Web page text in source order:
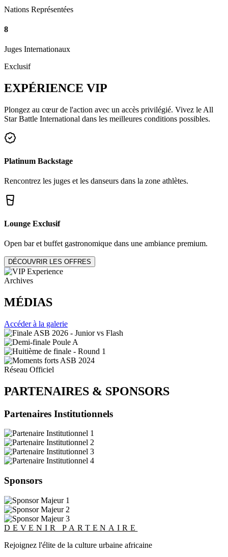
Nations Représentées
8
Juges Internationaux
Exclusif
EXPÉRIENCE VIP
Plongez au cœur de l'action avec un accès privilégié. Vivez le All
Star Battle International dans les meilleures conditions possibles.
Platinum Backstage
Rencontrez les juges et les danseurs dans la zone athlètes.
Lounge Exclusif
Open bar et buffet gastronomique dans une ambiance premium.
DÉCOUVRIR LES OFFRES
Archives
MÉDIAS
Accéder à la galerie
Réseau Officiel
PARTENAIRES & SPONSORS
Partenaires Institutionnels
Sponsors
DEVENIR PARTENAIRE
Rejoignez l'élite de la culture urbaine africaine